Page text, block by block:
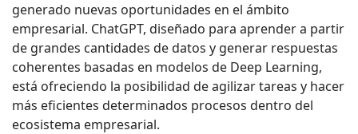
generado nuevas oportunidades en el ámbito
empresarial. ChatGPT, diseñado para aprender a partir
de grandes cantidades de datos y generar respuestas
coherentes basadas en modelos de Deep Learning,
está ofreciendo la posibilidad de agilizar tareas y hacer
más eficientes determinados procesos dentro del
ecosistema empresarial.